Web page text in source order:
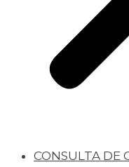
CONSULTA DE